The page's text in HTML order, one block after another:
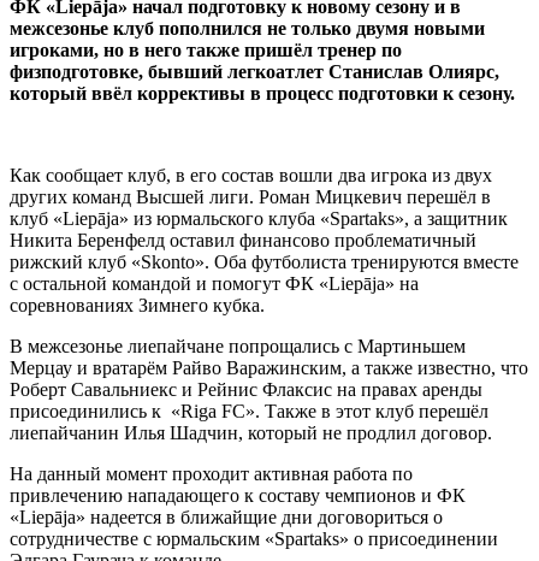
ФК «Liepāja» начал подготовку к новому сезону и в
межсезонье клуб пополнился не только двумя новыми
игроками, но в него также пришёл тренер по
физподготовке, бывший легкоатлет Станислав Олиярс,
который ввёл коррективы в процесс подготовки к сезону.
Как сообщает клуб, в его состав вошли два игрока из двух
других команд Высшей лиги. Роман Мицкевич перешёл в
клуб «Liepāja» из юрмальского клуба «Spartaks», а защитник
Никита Беренфелд оставил финансово проблематичный
рижский клуб «Skonto». Оба футболиста тренируются вместе
с остальной командой и помогут ФК «Liepāja» на
соревнованиях Зимнего кубка.
В межсезонье лиепайчане попрощались с Мартиньшем
Мерцау и вратарём Райво Варажинским, а также известно, что
Роберт Савальниекс и Рейнис Флаксис на правах аренды
присоединились к «Riga FC». Также в этот клуб перешёл
лиепайчанин Илья Шадчин, который не продлил договор.
На данный момент проходит активная работа по
привлечению нападающего к составу чемпионов и ФК
«Liepāja» надеется в ближайщие дни договориться о
сотрудничестве с юрмальским «Spartaks» о присоединении